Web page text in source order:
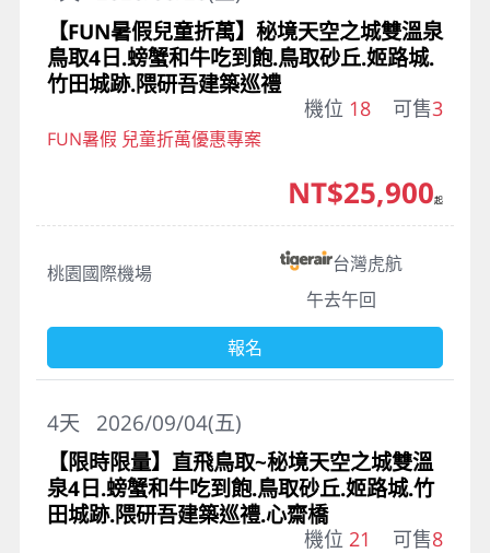
【FUN暑假兒童折萬】秘境天空之城雙溫泉
鳥取4日.螃蟹和牛吃到飽.鳥取砂丘.姬路城.
竹田城跡.隈研吾建築巡禮
機位 18 可售3
FUN暑假 兒童折萬優惠專案
桃園國際機場
台灣虎航
午去午回
NT$25,900起
報名
2026/09/04(五)
4天
【限時限量】直飛鳥取~秘境天空之城雙溫
泉4日.螃蟹和牛吃到飽.鳥取砂丘.姬路城.竹
田城跡.隈研吾建築巡禮.心齋橋
機位 21 可售8